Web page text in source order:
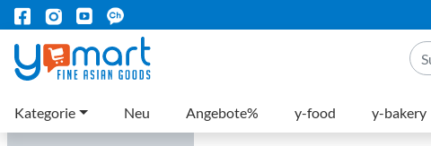
Kategorie Neu Angebote% y-food y-bakery